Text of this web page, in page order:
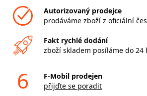
Autorizovaný prodejce
prodáváme zboží z oficiální
Fakt rychlé dodání
zboží skladem posíláme do 24
6
F-Mobil prodejen
přijďte se poradit